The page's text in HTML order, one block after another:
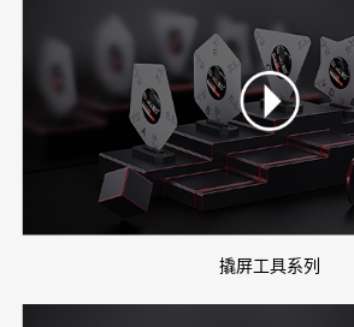
撬屏工具系列